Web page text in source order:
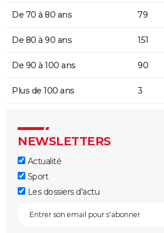
De 70 à 80 ans 79
De 80 à 90 ans 151
De 90 à 100 ans 90
Plus de 100 ans 3
NEWSLETTERS
Actualité
Sport
Les dossiers d'actu